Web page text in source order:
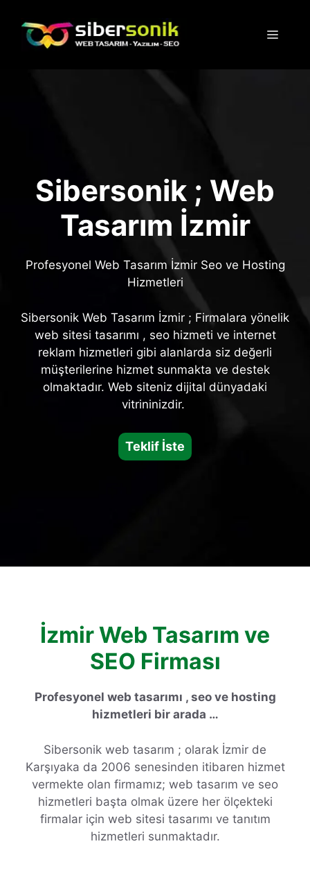
Menü
Sibersonik ; Web
Tasarım İzmir
Profesyonel Web Tasarım İzmir Seo ve Hosting
Hizmetleri
Sibersonik Web Tasarım İzmir ; Firmalara yönelik
web sitesi tasarımı , seo hizmeti ve internet
reklam hizmetleri gibi alanlarda siz değerli
müşterilerine hizmet sunmakta ve destek
olmaktadır. Web siteniz dijital dünyadaki
vitrininizdir.
Teklif İste
İzmir Web Tasarım ve
SEO Firması
Profesyonel web tasarımı , seo ve hosting
hizmetleri bir arada …
Sibersonik web tasarım ; olarak İzmir de
Karşıyaka da 2006 senesinden itibaren hizmet
vermekte olan firmamız; web tasarım ve seo
hizmetleri başta olmak üzere her ölçekteki
firmalar için web sitesi tasarımı ve tanıtım
hizmetleri sunmaktadır.